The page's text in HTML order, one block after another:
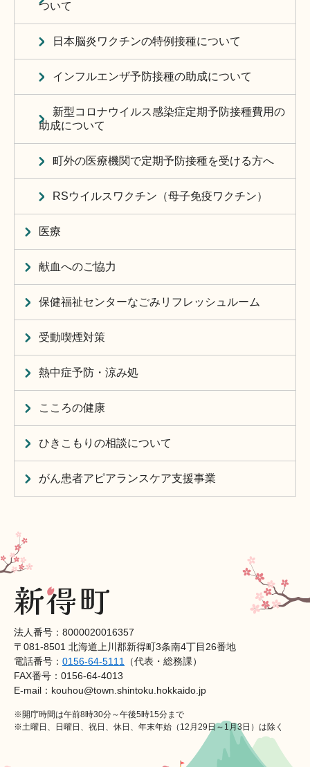
ついて
日本脳炎ワクチンの特例接種について
インフルエンザ予防接種の助成について
新型コロナウイルス感染症定期予防接種費用の
助成について
町外の医療機関で定期予防接種を受ける方へ
RSウイルスワクチン（母子免疫ワクチン）
医療
献血へのご協力
保健福祉センターなごみリフレッシュルーム
受動喫煙対策
熱中症予防・涼み処
こころの健康
ひきこもりの相談について
がん患者アピアランスケア支援事業
法人番号：8000020016357
〒081-8501 北海道上川郡新得町3条南4丁目26番地
電話番号： 0156-64-5111
（代表・総務課）
FAX番号：0156-64-4013
E-mail：kouhou@town.shintoku.hokkaido.jp
※開庁時間は午前8時30分～午後5時15分まで
※土曜日、日曜日、祝日、休日、年末年始（12月29日～1月3日）は除く